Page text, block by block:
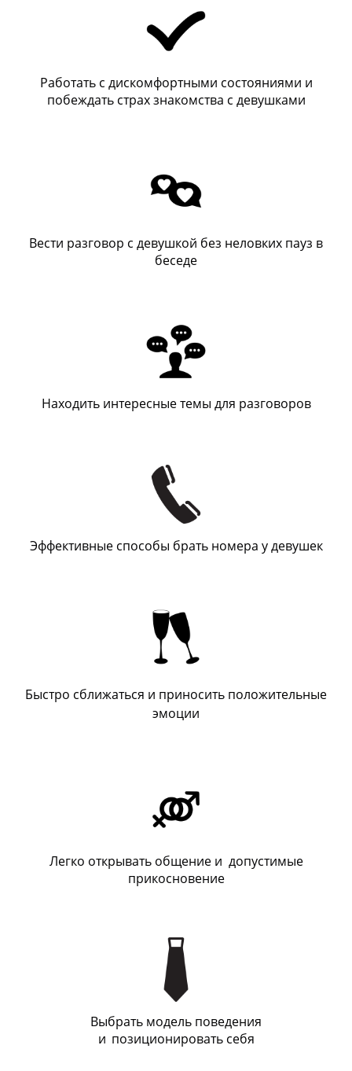
Работать с дискомфортными состояниями и
побеждать страх знакомства с девушками
Вести разговор с девушкой без неловких пауз в
беседе
Находить интересные темы для разговоров
Эффективные способы брать номера у девушек
Быстро сближаться и приносить положительные
эмоции
Легко открывать общение и допустимые
прикосновение
Выбрать модель поведения
и позиционировать себя